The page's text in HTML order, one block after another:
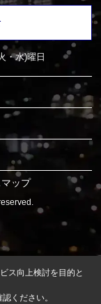
・水)曜日
ップ
ス向上検討を目的と
ください。